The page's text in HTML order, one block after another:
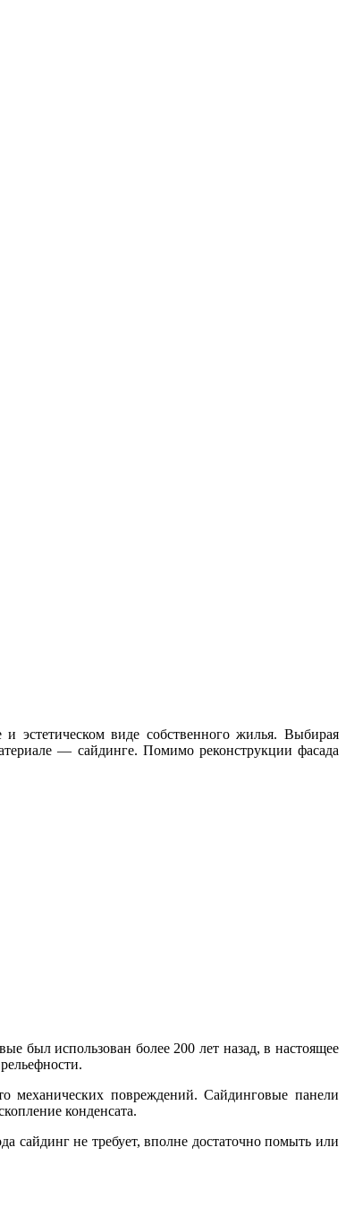
эстетическом виде собственного жилья. Выбирая
— сайдинге. Помимо реконструкции фасада
был использован более 200 лет назад, в настоящее
механических повреждений. Сайдинговые панели
конденсата.
сайдинг не требует, вполне достаточно помыть или